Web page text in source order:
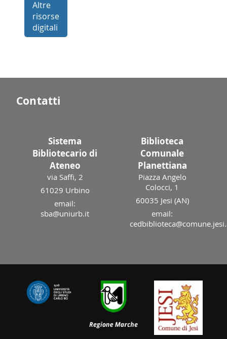
Altre
risorse
digitali
Contatti
Sistema
Bibliotecario di
Ateneo
via Saffi, 2
61029 Urbino
email:
sba@uniurb.it
Biblioteca
Comunale
Planettiana
Piazza Angelo
Colocci, 1
60035 Jesi (AN)
email: